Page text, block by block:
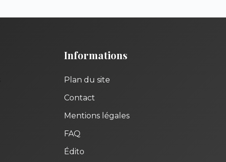
Informations
Plan du site
Contact
Mentions légales
FAQ
Édito